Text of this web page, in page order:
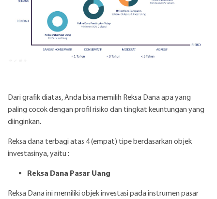
Dari grafik diatas, Anda bisa memilih Reksa Dana apa yang
paling cocok dengan profil risiko dan tingkat keuntungan yang
diinginkan.
Reksa dana terbagi atas 4 (empat) tipe berdasarkan objek
investasinya, yaitu :
Reksa Dana Pasar Uang
Reksa Dana ini memiliki objek investasi pada instrumen pasar